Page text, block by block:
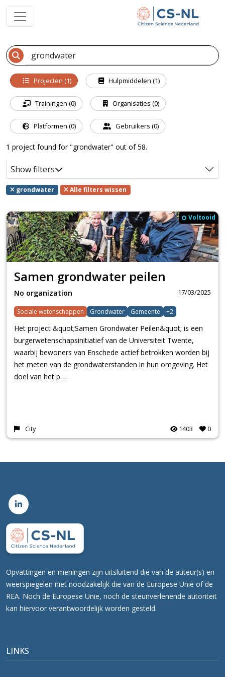
Projecten (1) Hulpmiddelen (1)
Trainingen (0) Organisaties (0)
Platformen (0) Gebruikers (0)
1 project found for "grondwater" out of 58.
Show filters
grondwater Alle filters wissen
Voltooid
Samen grondwater peilen
No organization 17/03/2025
Sociale wetenschappen Grondwater Gemeente +2
Het project &quot;Samen Grondwater Peilen&quot; is een
burgerwetenschapsinitiatief van de Universiteit Twente,
waarbij bewoners van Enschede actief betrokken worden bij
het meten van de grondwaterstanden in hun omgeving. Het
doel van het p…
City 1403 0
Opvattingen en meningen zijn uitsluitend die van de auteur(s) en
weerspiegelen niet noodzakelijk die van de Europese Unie of de
REA. Noch de Europese Unie, noch de steunverlenende autoriteit
kan hiervoor verantwoordelijk worden gesteld.
LINKS